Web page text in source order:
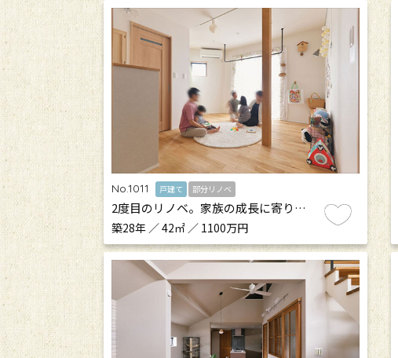
No.1011 戸建て 部分リノベ
2度目のリノベ。家族の成長に寄り…
築28年 ／ 42㎡ ／ 1100万円